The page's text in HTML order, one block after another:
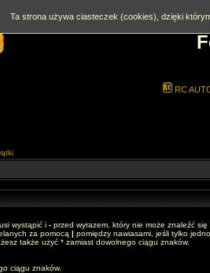
RC
wystąpić i - przed wyrazem, który nie może znaleźć się
za pomocą | pomiędzy nawiasami, jeśli tylko
także użyć * zamiast dowolnego ciągu znaków.
ciągu znaków.
Ta strona używa ciasteczek (cookies), dzięki